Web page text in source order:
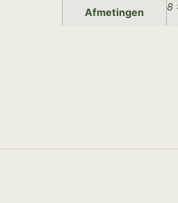
Afmetingen 8